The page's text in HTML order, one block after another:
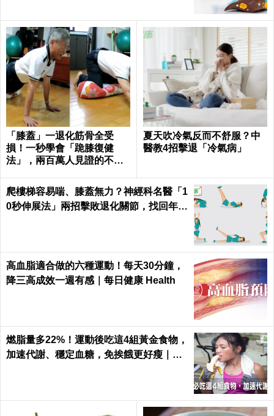
「膝蓋」一退化筋骨全受
損！一秒學會「跪膝復健
法」，兩百萬人見證的不老
夏天吹冷氣反而不舒服？中
醫教4招擊退「冷氣病」
爬樓梯容易喘、膝蓋無力？神經科名醫「1
0秒伸展法」兩招擊敗退化關節，找回年輕
高血脂適合做的六種運動！每天30分鐘，
降三高成效一週有感｜每日健康 Health
燃脂量多22%！運動後吃這4組黃金食物，
加速代謝、穩定血糖，免挨餓更好瘦｜每